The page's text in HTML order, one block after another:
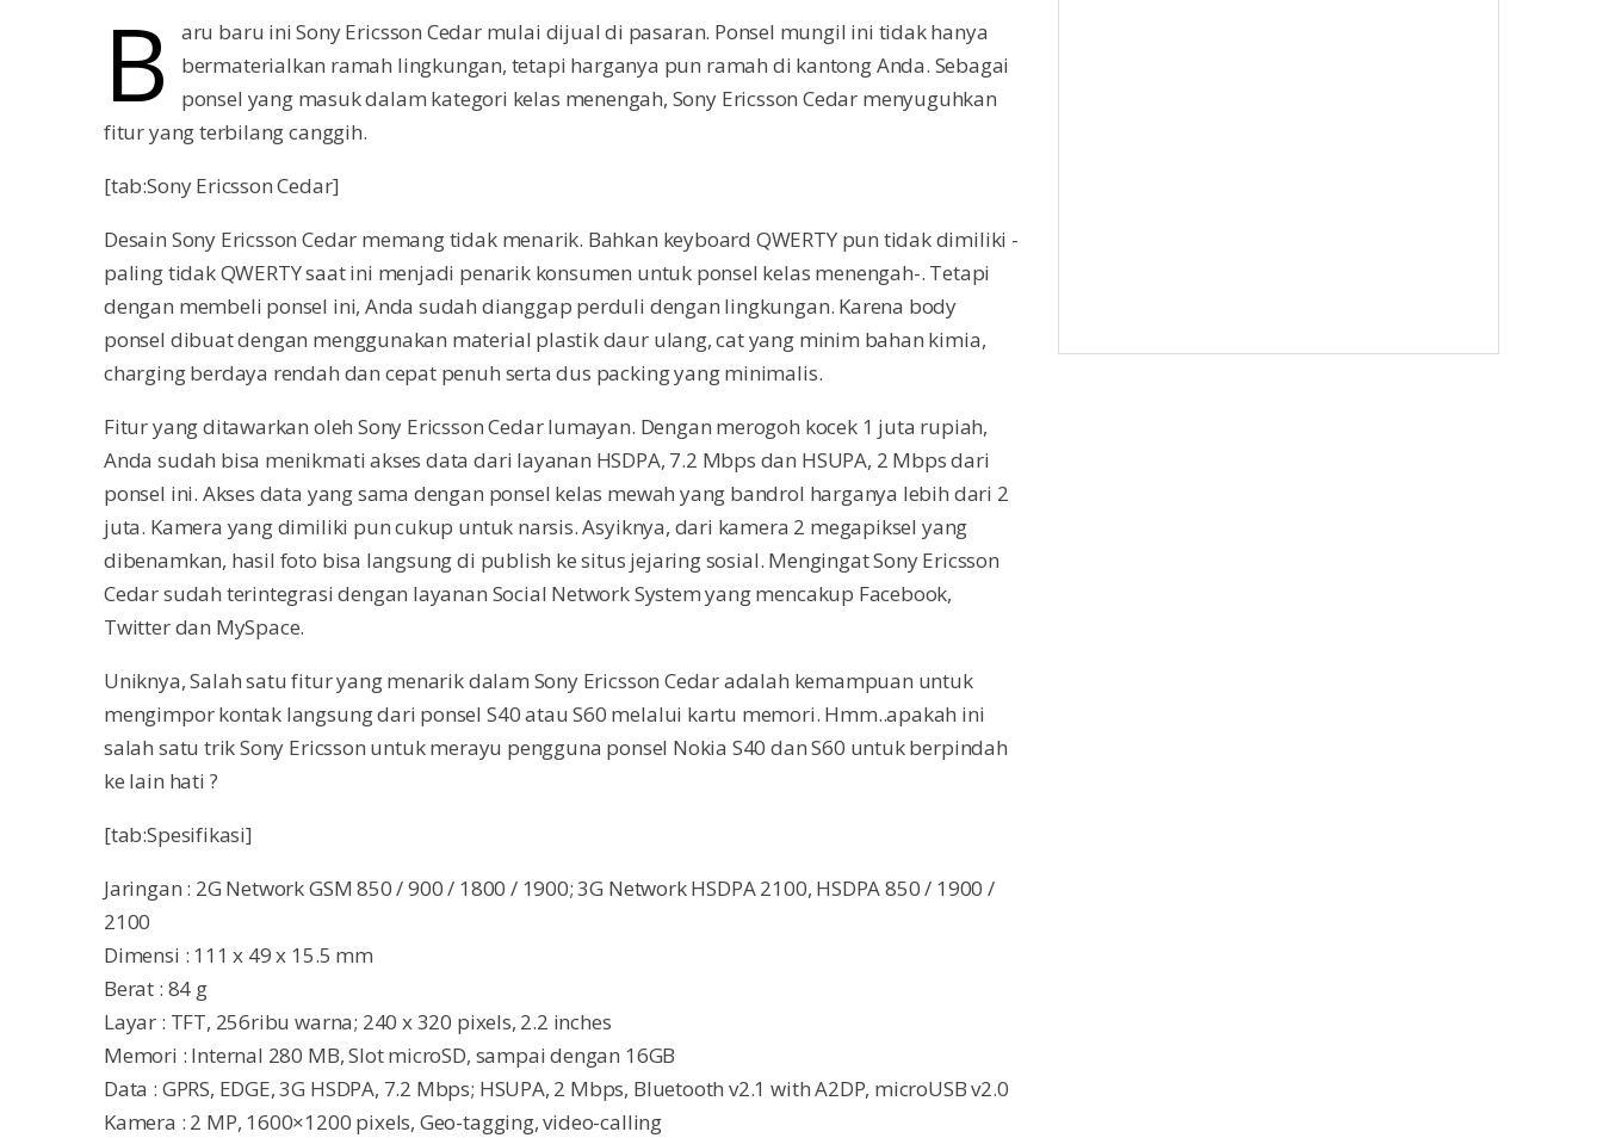
B
aru baru ini Sony Ericsson Cedar mulai dijual di pasaran. Ponsel mungil ini tidak hanya
bermaterialkan ramah lingkungan, tetapi harganya pun ramah di kantong Anda. Sebagai
ponsel yang masuk dalam kategori kelas menengah, Sony Ericsson Cedar menyuguhkan
fitur yang terbilang canggih.
[tab:Sony Ericsson Cedar]
Desain Sony Ericsson Cedar memang tidak menarik. Bahkan keyboard QWERTY pun tidak dimiliki -
paling tidak QWERTY saat ini menjadi penarik konsumen untuk ponsel kelas menengah-. Tetapi
dengan membeli ponsel ini, Anda sudah dianggap perduli dengan lingkungan. Karena body
ponsel dibuat dengan menggunakan material plastik daur ulang, cat yang minim bahan kimia,
charging berdaya rendah dan cepat penuh serta dus packing yang minimalis.
Fitur yang ditawarkan oleh Sony Ericsson Cedar lumayan. Dengan merogoh kocek 1 juta rupiah,
Anda sudah bisa menikmati akses data dari layanan HSDPA, 7.2 Mbps dan HSUPA, 2 Mbps dari
ponsel ini. Akses data yang sama dengan ponsel kelas mewah yang bandrol harganya lebih dari 2
juta. Kamera yang dimiliki pun cukup untuk narsis. Asyiknya, dari kamera 2 megapiksel yang
dibenamkan, hasil foto bisa langsung di publish ke situs jejaring sosial. Mengingat Sony Ericsson
Cedar sudah terintegrasi dengan layanan Social Network System yang mencakup Facebook,
Twitter dan MySpace.
Uniknya, Salah satu fitur yang menarik dalam Sony Ericsson Cedar adalah kemampuan untuk
mengimpor kontak langsung dari ponsel S40 atau S60 melalui kartu memori. Hmm..apakah ini
salah satu trik Sony Ericsson untuk merayu pengguna ponsel Nokia S40 dan S60 untuk berpindah
ke lain hati ?
[tab:Spesifikasi]
Jaringan : 2G Network GSM 850 / 900 / 1800 / 1900; 3G Network HSDPA 2100, HSDPA 850 / 1900 /
2100
Dimensi : 111 x 49 x 15.5 mm
Berat : 84 g
Layar : TFT, 256ribu warna; 240 x 320 pixels, 2.2 inches
Memori : Internal 280 MB, Slot microSD, sampai dengan 16GB
Data : GPRS, EDGE, 3G HSDPA, 7.2 Mbps; HSUPA, 2 Mbps, Bluetooth v2.1 with A2DP, microUSB v2.0
Kamera : 2 MP, 1600×1200 pixels, Geo-tagging, video-calling